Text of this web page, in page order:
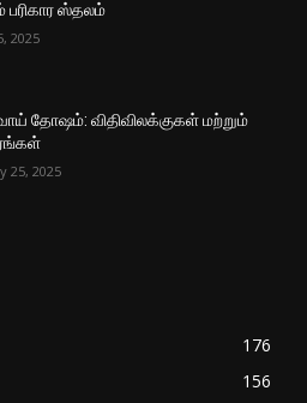
பரிகார ஸ்தலம்
2025
தோஷம்: விதிவிலக்குகள் மற்றும்
25, 2025
176
156